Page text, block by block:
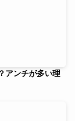
アンチが多い理